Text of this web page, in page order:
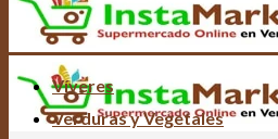
Víveres
Verduras y Vegetales